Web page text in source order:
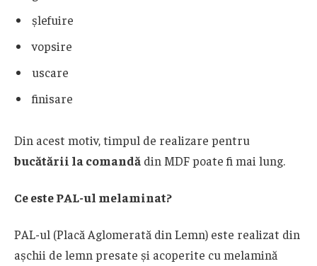
șlefuire
vopsire
uscare
finisare
Din acest motiv, timpul de realizare pentru
bucătării la comandă din MDF poate fi mai lung.
Ce este PAL-ul melaminat?
PAL-ul (Placă Aglomerată din Lemn) este realizat din
așchii de lemn presate și acoperite cu melamină